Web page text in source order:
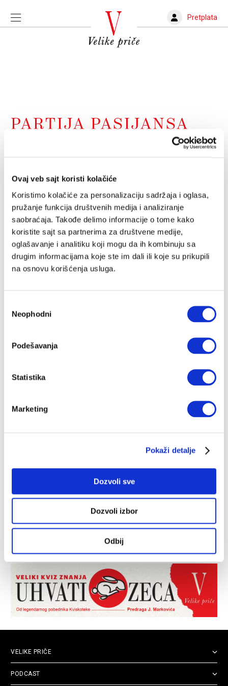
Ovaj veb sajt koristi kolačiće
Koristimo kolačiće za personalizaciju sadržaja i oglasa,
pružanje funkcija društvenih medija i analiziranje
saobraćaja. Takođe delimo informacije o tome kako
koristite sajt sa partnerima za društvene medije,
oglašavanje i analitiku koji mogu da ih kombinuju sa
drugim informacijama koje ste im dali ili koje su prikupili
na osnovu korišćenja usluga.
сагласности
Neophodni
Podešavanja
Statistika
Marketing
Pokaži detalje
Dozvoli sve
Dozvoli izbor
Odbij
Pretplata
PARTIJA PASIJANSA
kažu ono "počelo je"?
VELIKE PRIČE
PODCAST